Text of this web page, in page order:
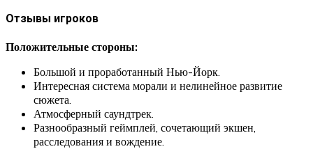
Отзывы игроков
Положительные стороны:
Большой и проработанный Нью-Йорк.
Интересная система морали и нелинейное развитие
сюжета.
Атмосферный саундтрек.
Разнообразный геймплей, сочетающий экшен,
расследования и вождение.